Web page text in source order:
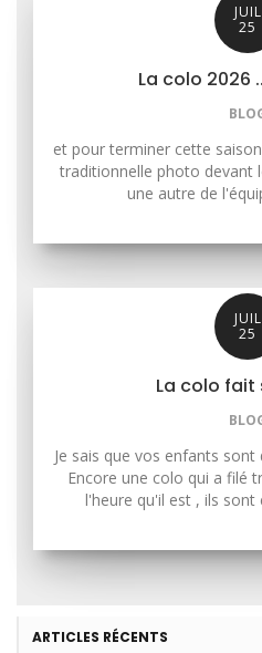
JUIL
25
La colo 2026
et pour terminer cette
traditionnelle photo devant
une autre de
JUIL
25
La colo fait
Je sais que vos enfants
Encore une colo qui a filé
l'heure qu'il est , ils
ARTICLES RÉCENTS